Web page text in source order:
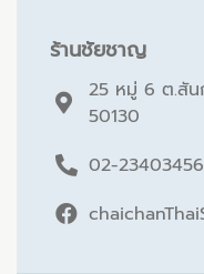
ร้านชัยชาญ
25 หมู่ 6 ต.สัน
50130
02-23403456